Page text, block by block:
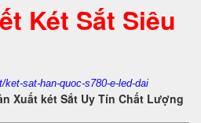
Két Sắt Siêu
sat-han-quoc-s780-e-led-dai
Xuất két Sắt Uy Tín Chất Lượng